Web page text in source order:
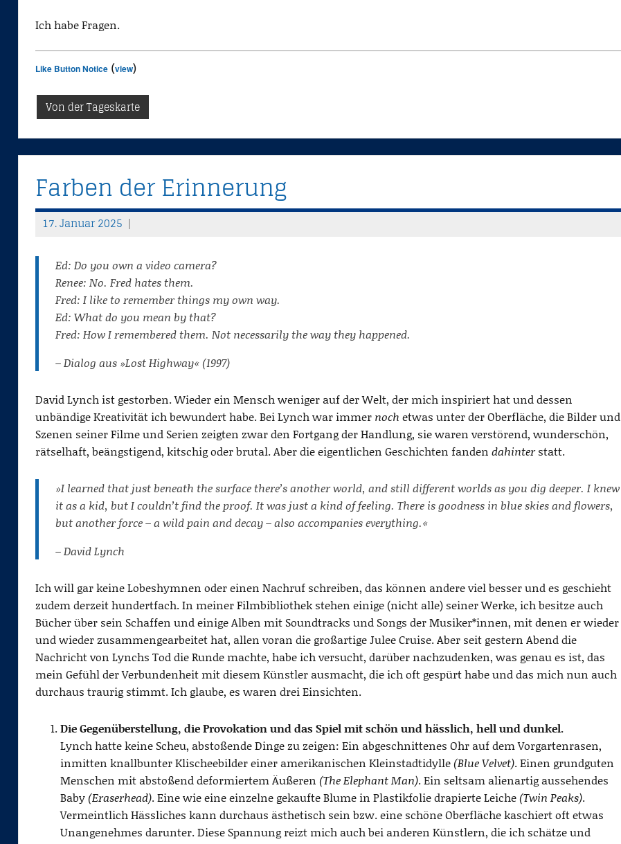
Ich habe Fragen.
Like Button Notice (view)
Von der Tageskarte
Farben der Erinnerung
17. Januar 2025
T
Ed: Do you own a video camera?
Renee: No. Fred hates them.
Fred: I like to remember things my own way.
Ed: What do you mean by that?
Fred: How I remembered them. Not necessarily the way they happened.
– Dialog aus »Lost Highway« (1997)
David Lynch ist gestorben. Wieder ein Mensch weniger auf der Welt, der mich inspiriert hat und dessen
unbändige Kreativität ich bewundert habe. Bei Lynch war immer noch etwas unter der Oberfläche, die Bilder und
Szenen seiner Filme und Serien zeigten zwar den Fortgang der Handlung, sie waren verstörend, wunderschön,
rätselhaft, beängstigend, kitschig oder brutal. Aber die eigentlichen Geschichten fanden dahinterstatt.
»I learned that just beneath the surface there’s another world, and still different worlds as you dig deeper. I knew
it as a kid, but I couldn’t find the proof. It was just a kind of feeling. There is goodness in blue skies and flowers,
but another force – a wild pain and decay – also accompanies everything.«
– David Lynch
Ich will gar keine Lobeshymnen oder einen Nachruf schreiben, das können andere viel besser und es geschieht
zudem derzeit hundertfach. In meiner Filmbibliothek stehen einige (nicht alle) seiner Werke, ich besitze auch
Bücher über sein Schaffen und einige Alben mit Soundtracks und Songs der Musiker*innen, mit denen er wieder
und wieder zusammengearbeitet hat, allen voran die großartige Julee Cruise. Aber seit gestern Abend die
Nachricht von Lynchs Tod die Runde machte, habe ich versucht, darüber nachzudenken, was genau es ist, das
mein Gefühl der Verbundenheit mit diesem Künstler ausmacht, die ich oft gespürt habe und das mich nun auch
durchaus traurig stimmt. Ich glaube, es waren drei Einsichten.
Die Gegenüberstellung, die Provokation und das Spiel mit schön und hässlich, hell und dunkel.
Lynch hatte keine Scheu, abstoßende Dinge zu zeigen: Ein abgeschnittenes Ohr auf dem Vorgartenrasen,
inmitten knallbunter Klischeebilder einer amerikanischen Kleinstadtidylle (Blue Velvet). Einen grundguten
Menschen mit abstoßend deformiertem Äußeren (The Elephant Man). Ein seltsam alienartig aussehendes
Baby (Eraserhead). Eine wie eine einzelne gekaufte Blume in Plastikfolie drapierte Leiche (Twin Peaks).
Vermeintlich Hässliches kann durchaus ästhetisch sein bzw. eine schöne Oberfläche kaschiert oft etwas
Unangenehmes darunter. Diese Spannung reizt mich auch bei anderen Künstlern, die ich schätze und